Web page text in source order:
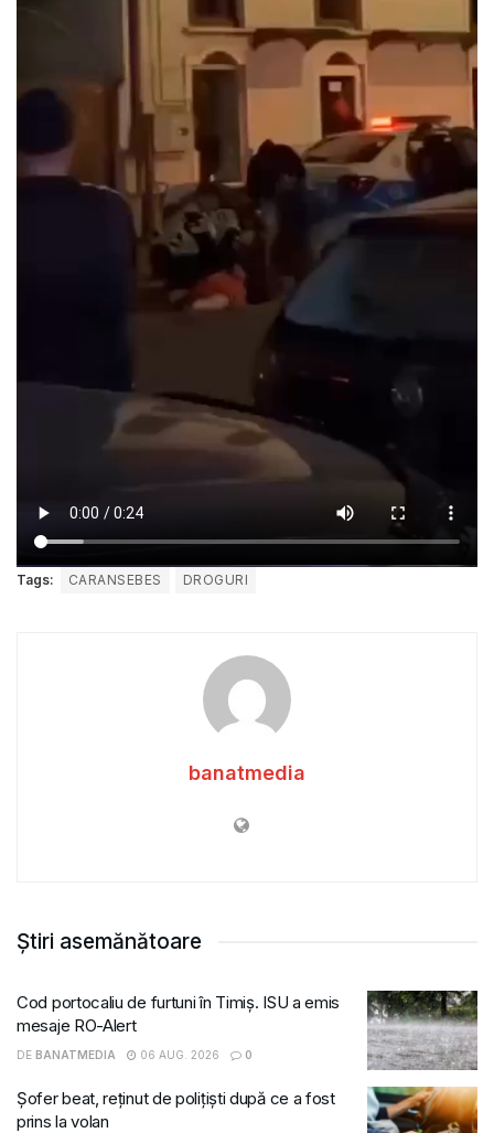
Tags: CARANSEBES DROGURI
banatmedia
Știri asemănătoare
Cod portocaliu de furtuni în Timiș. ISU a emis
mesaje RO-Alert
DE BANATMEDIA 06 AUG. 2026 0
Șofer beat, reținut de polițiști după ce a fost
prins la volan